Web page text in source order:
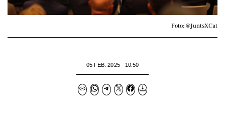
Foto: @JuntsXCat
05 FEB. 2025 - 10:50